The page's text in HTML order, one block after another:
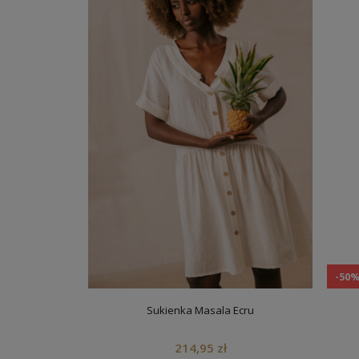
-
Sukienka Masala Ecru
214,95 zł